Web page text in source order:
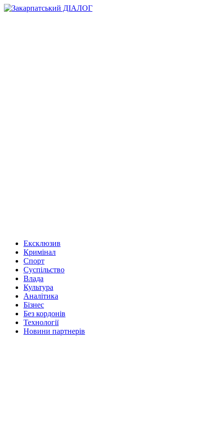
Ексклюзив
Кримінал
Спорт
Суспільство
Влада
Культура
Аналітика
Бізнес
Без кордонів
Технології
Новини партнерів